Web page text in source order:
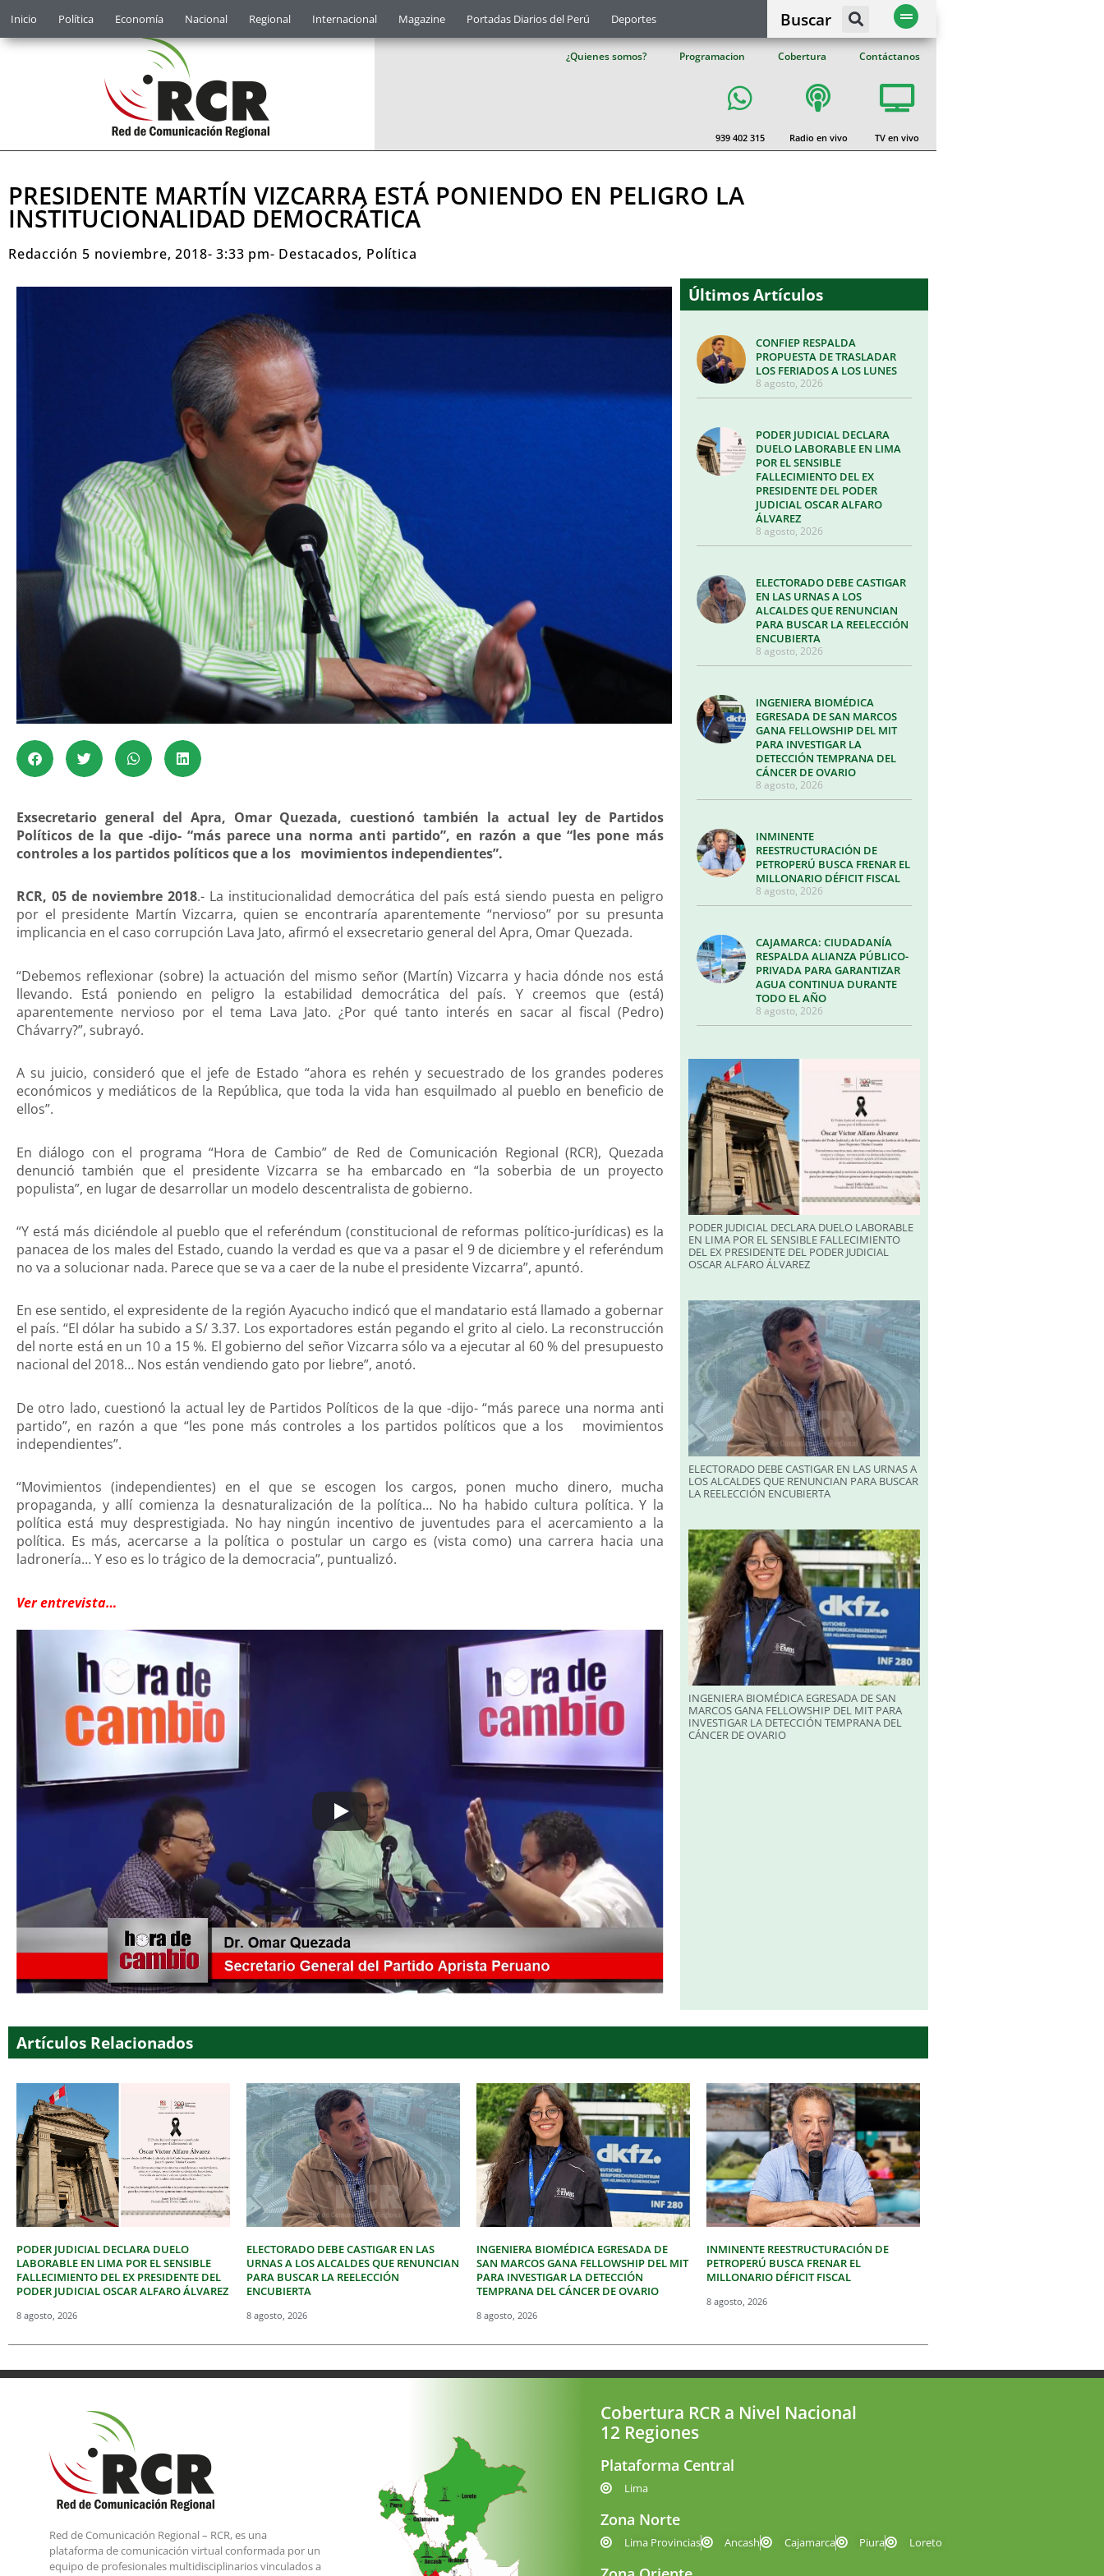
Inicio Política Economía Nacional Regional Internacional Magazine Portadas Diarios del Perú Deportes Buscar
¿Quienes somos? Programacion Cobertura Contáctanos
939 402 315 Radio en vivo TV en vivo
PRESIDENTE MARTÍN VIZCARRA ESTÁ PONIENDO EN PELIGRO LA
INSTITUCIONALIDAD DEMOCRÁTICA
Redacción 5 noviembre, 2018- 3:33 pm- Destacados, Política
Exsecretario general del Apra, Omar Quezada, cuestionó también la actual ley de Partidos
Políticos de la que -dijo- “más parece una norma anti partido”, en razón a que “les pone más
controles a los partidos políticos que a los movimientos independientes”.
RCR, 05 de noviembre 2018.- La institucionalidad democrática del país está siendo puesta en peligro
por el presidente Martín Vizcarra, quien se encontraría aparentemente “nervioso” por su presunta
implicancia en el caso corrupción Lava Jato, afirmó el exsecretario general del Apra, Omar Quezada.
“Debemos reflexionar (sobre) la actuación del mismo señor (Martín) Vizcarra y hacia dónde nos está
llevando. Está poniendo en peligro la estabilidad democrática del país. Y creemos que (está)
aparentemente nervioso por el tema Lava Jato. ¿Por qué tanto interés en sacar al fiscal (Pedro)
Chávarry?”, subrayó.
A su juicio, consideró que el jefe de Estado “ahora es rehén y secuestrado de los grandes poderes
económicos y mediáticos de la República, que toda la vida han esquilmado al pueblo en beneficio de
ellos”.
En diálogo con el programa “Hora de Cambio” de Red de Comunicación Regional (RCR), Quezada
denunció también que el presidente Vizcarra se ha embarcado en “la soberbia de un proyecto
populista”, en lugar de desarrollar un modelo descentralista de gobierno.
“Y está más diciéndole al pueblo que el referéndum (constitucional de reformas político-jurídicas) es la
panacea de los males del Estado, cuando la verdad es que va a pasar el 9 de diciembre y el referéndum
no va a solucionar nada. Parece que se va a caer de la nube el presidente Vizcarra”, apuntó.
En ese sentido, el expresidente de la región Ayacucho indicó que el mandatario está llamado a gobernar
el país. “El dólar ha subido a S/ 3.37. Los exportadores están pegando el grito al cielo. La reconstrucción
del norte está en un 10 a 15 %. El gobierno del señor Vizcarra sólo va a ejecutar al 60 % del presupuesto
nacional del 2018… Nos están vendiendo gato por liebre”, anotó.
De otro lado, cuestionó la actual ley de Partidos Políticos de la que -dijo- “más parece una norma anti
partido”, en razón a que “les pone más controles a los partidos políticos que a los movimientos
independientes”.
“Movimientos (independientes) en el que se escogen los cargos, ponen mucho dinero, mucha
propaganda, y allí comienza la desnaturalización de la política… No ha habido cultura política. Y la
política está muy desprestigiada. No hay ningún incentivo de juventudes para el acercamiento a la
política. Es más, acercarse a la política o postular un cargo es (vista como) una carrera hacia una
ladronería… Y eso es lo trágico de la democracia”, puntualizó.
Ver entrevista…
Últimos Artículos
CONFIEP RESPALDA
PROPUESTA DE TRASLADAR
LOS FERIADOS A LOS LUNES
8 agosto, 2026
PODER JUDICIAL DECLARA
DUELO LABORABLE EN LIMA
POR EL SENSIBLE
FALLECIMIENTO DEL EX
PRESIDENTE DEL PODER
JUDICIAL OSCAR ALFARO
ÁLVAREZ
8 agosto, 2026
ELECTORADO DEBE CASTIGAR
EN LAS URNAS A LOS
ALCALDES QUE RENUNCIAN
PARA BUSCAR LA REELECCIÓN
ENCUBIERTA
8 agosto, 2026
INGENIERA BIOMÉDICA
EGRESADA DE SAN MARCOS
GANA FELLOWSHIP DEL MIT
PARA INVESTIGAR LA
DETECCIÓN TEMPRANA DEL
CÁNCER DE OVARIO
8 agosto, 2026
INMINENTE
REESTRUCTURACIÓN DE
PETROPERÚ BUSCA FRENAR EL
MILLONARIO DÉFICIT FISCAL
8 agosto, 2026
CAJAMARCA: CIUDADANÍA
RESPALDA ALIANZA PÚBLICO-
PRIVADA PARA GARANTIZAR
AGUA CONTINUA DURANTE
TODO EL AÑO
8 agosto, 2026
PODER JUDICIAL DECLARA DUELO LABORABLE
EN LIMA POR EL SENSIBLE FALLECIMIENTO
DEL EX PRESIDENTE DEL PODER JUDICIAL
OSCAR ALFARO ÁLVAREZ
ELECTORADO DEBE CASTIGAR EN LAS URNAS A
LOS ALCALDES QUE RENUNCIAN PARA BUSCAR
LA REELECCIÓN ENCUBIERTA
INGENIERA BIOMÉDICA EGRESADA DE SAN
MARCOS GANA FELLOWSHIP DEL MIT PARA
INVESTIGAR LA DETECCIÓN TEMPRANA DEL
CÁNCER DE OVARIO
Artículos Relacionados
PODER JUDICIAL DECLARA DUELO
LABORABLE EN LIMA POR EL SENSIBLE
FALLECIMIENTO DEL EX PRESIDENTE DEL
PODER JUDICIAL OSCAR ALFARO ÁLVAREZ
8 agosto, 2026
ELECTORADO DEBE CASTIGAR EN LAS
URNAS A LOS ALCALDES QUE RENUNCIAN
PARA BUSCAR LA REELECCIÓN
ENCUBIERTA
8 agosto, 2026
INGENIERA BIOMÉDICA EGRESADA DE
SAN MARCOS GANA FELLOWSHIP DEL MIT
PARA INVESTIGAR LA DETECCIÓN
TEMPRANA DEL CÁNCER DE OVARIO
8 agosto, 2026
INMINENTE REESTRUCTURACIÓN DE
PETROPERÚ BUSCA FRENAR EL
MILLONARIO DÉFICIT FISCAL
8 agosto, 2026
Red de Comunicación Regional – RCR, es una
plataforma de comunicación virtual conformada por un
equipo de profesionales multidisciplinarios vinculados a
Cobertura RCR a Nivel Nacional
12 Regiones
Plataforma Central
Lima
Zona Norte
Lima Provincias Ancash Cajamarca Piura Loreto